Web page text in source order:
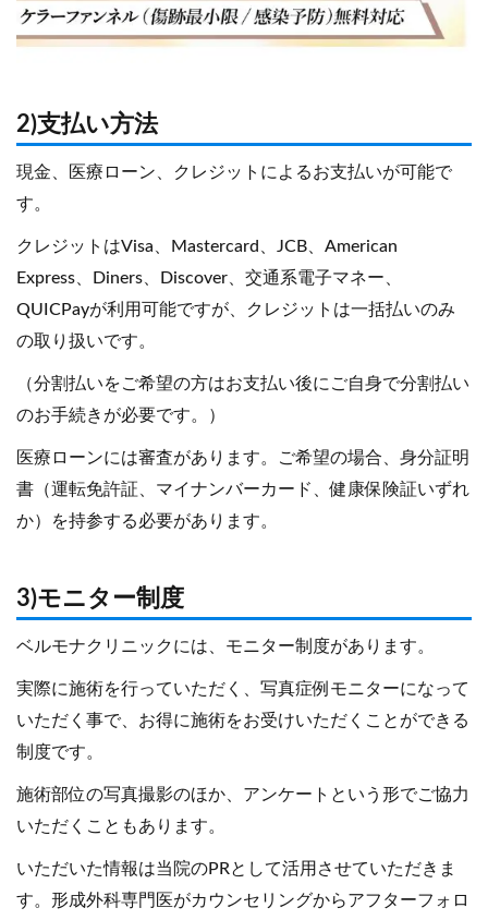
2)支払い方法
現金、医療ローン、クレジットによるお支払いが可能で
す。
クレジットはVisa、Mastercard、JCB、American
Express、Diners、Discover、交通系電子マネー、
QUICPayが利用可能ですが、クレジットは一括払いのみ
の取り扱いです。
（分割払いをご希望の方はお支払い後にご自身で分割払い
のお手続きが必要です。）
医療ローンには審査があります。ご希望の場合、身分証明
書（運転免許証、マイナンバーカード、健康保険証いずれ
か）を持参する必要があります。
3)モニター制度
ベルモナクリニックには、モニター制度があります。
実際に施術を行っていただく、写真症例モニターになって
いただく事で、お得に施術をお受けいただくことができる
制度です。
施術部位の写真撮影のほか、アンケートという形でご協力
いただくこともあります。
いただいた情報は当院のPRとして活用させていただきま
す。形成外科専門医がカウンセリングからアフターフォロ